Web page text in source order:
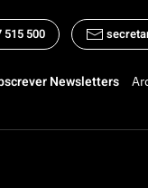
515 500
Newsletters